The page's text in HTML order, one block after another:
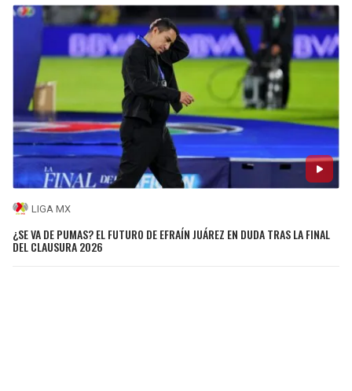
LIGA MX
¿SE VA DE PUMAS? EL FUTURO DE EFRAÍN JUÁREZ EN DUDA TRAS LA FINAL
DEL CLAUSURA 2026